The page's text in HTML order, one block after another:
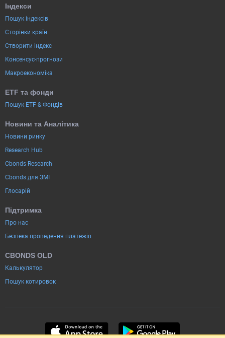
Індекси
Пошук індексів
Сторінки країн
Створити індекс
Консенсус-прогнози
Макроекономіка
ETF та фонди
Пошук ETF & Фондів
Новини та Аналітика
Новини ринку
Research Hub
Cbonds Research
Cbonds для ЗМІ
Глосарій
Підтримка
Про нас
Безпека проведення платежів
CBONDS OLD
Калькулятор
Пошук котировок